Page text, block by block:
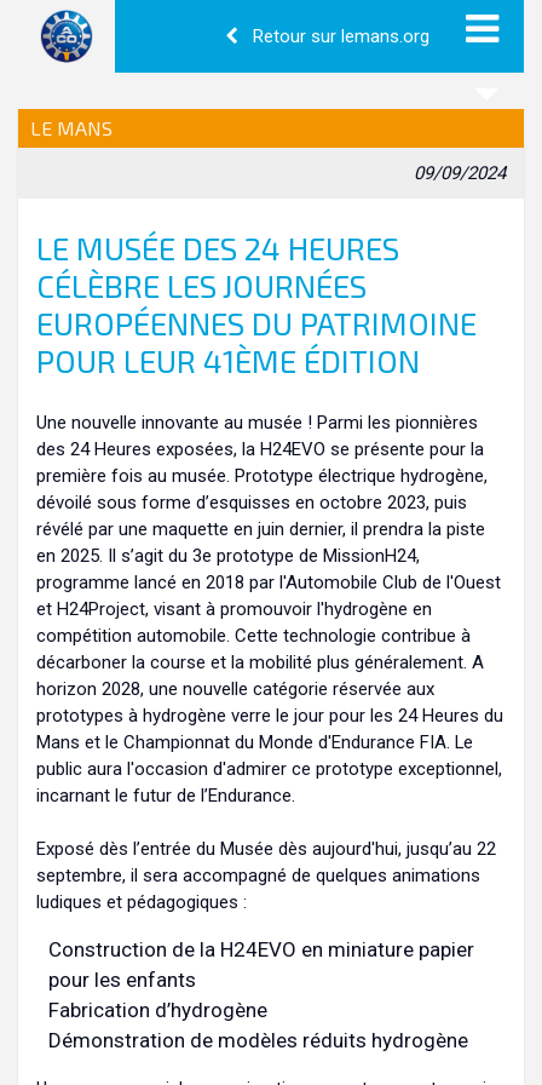
Retour sur lemans.org
LE MANS
09/09/2024
LE MUSÉE DES 24 HEURES
CÉLÈBRE LES JOURNÉES
EUROPÉENNES DU PATRIMOINE
POUR LEUR 41ÈME ÉDITION
Une nouvelle innovante au musée ! Parmi les pionnières
des 24 Heures exposées, la H24EVO se présente pour la
première fois au musée. Prototype électrique hydrogène,
dévoilé sous forme d’esquisses en octobre 2023, puis
révélé par une maquette en juin dernier, il prendra la piste
en 2025. Il s’agit du 3e prototype de MissionH24,
programme lancé en 2018 par l'Automobile Club de l'Ouest
et H24Project, visant à promouvoir l'hydrogène en
compétition automobile. Cette technologie contribue à
décarboner la course et la mobilité plus généralement. A
horizon 2028, une nouvelle catégorie réservée aux
prototypes à hydrogène verre le jour pour les 24 Heures du
Mans et le Championnat du Monde d'Endurance FIA. Le
public aura l'occasion d'admirer ce prototype exceptionnel,
incarnant le futur de l’Endurance.
Exposé dès l’entrée du Musée dès aujourd'hui, jusqu’au 22
septembre, il sera accompagné de quelques animations
ludiques et pédagogiques :
Construction de la H24EVO en miniature papier
pour les enfants
Fabrication d’hydrogène
Démonstration de modèles réduits hydrogène